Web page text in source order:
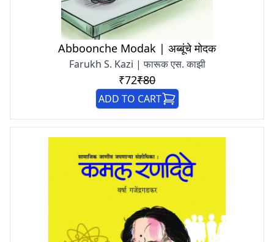
Abboonche Modak | अब्बूंचे मोदक
Farukh S. Kazi | फारूक एस. काझी
₹72₹80
ADD TO CART